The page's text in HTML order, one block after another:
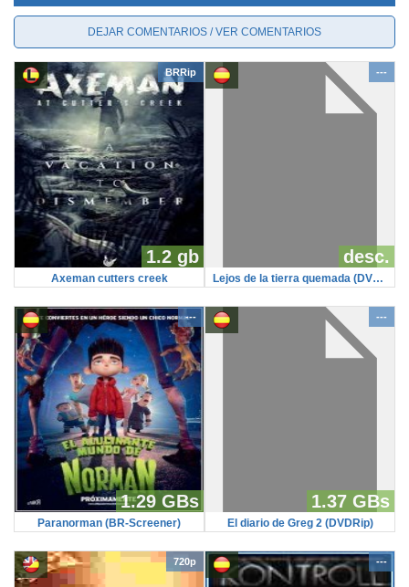
DEJAR COMENTARIOS / VER COMENTARIOS
BRRip
1.2 gb
Axeman cutters creek
---
desc.
Lejos de la tierra quemada (DVDRip)
---
1.29 GBs
Paranorman (BR-Screener)
---
1.37 GBs
El diario de Greg 2 (DVDRip)
720p ---